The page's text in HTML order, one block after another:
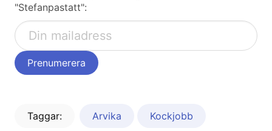
"Stefanpastatt":
Taggar: Arvika Kockjobb